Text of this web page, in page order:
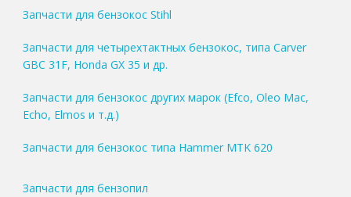
Запчасти для бензокос Stihl
Запчасти для четырехтактных бензокос, типа Carver
GBC 31F, Honda GX 35 и др.
Запчасти для бензокос других марок (Efco, Oleo Mac,
Echo, Elmos и т.д.)
Запчасти для бензокос типа Hammer MTK 620
Запчасти для бензопил